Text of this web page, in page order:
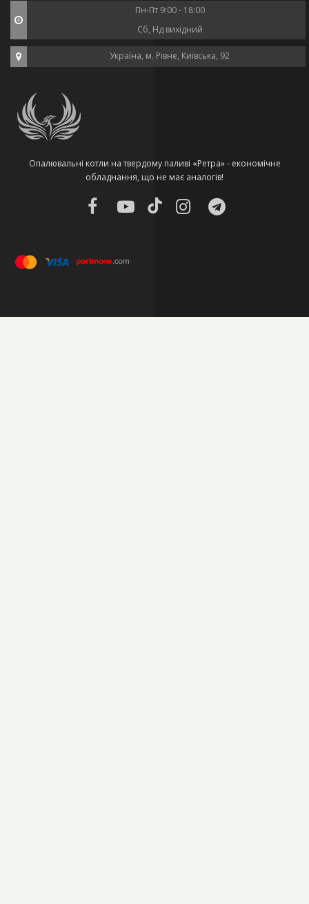
Пн-Пт 9:00 - 18:00
Сб, Нд вихідний
Україна, м. Рівне, Київська, 92
Опалювальні котли на твердому паливі «Ретра» - економічне
обладнання, що не має аналогів!